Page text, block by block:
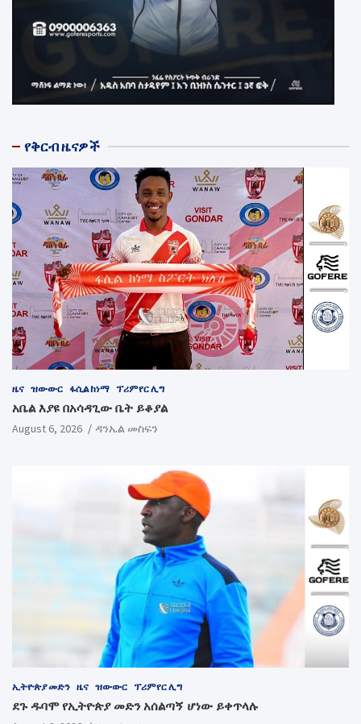
የቅርብ ዜናዎች
ዜና ዝውውር ፋሲል ከነማ ፕሪምየር ሊግ
አቤል እያዩ በአሳዳጊው ቤት ይቆያል
August 6, 2026 ዳንኤል መስፍን
ኢትዮጵያ መድን ዜና ዝውውር ፕሪምየር ሊግ
ደጉ ዱባሞ የኢትዮጵያ መድን አሰልጣኝ ሆነው ይቀጥላሉ